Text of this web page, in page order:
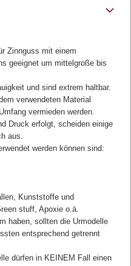
Zinnguss mit einem
geeignet um mittelgroße bis
und sind extrem haltbar.
verwendeten Material
vermieden werden.
Druck erfolgt, scheiden einige
aus.
werden können sind:
Kunststoffe und
stuff, Apoxie o.ä.
haben, sollten die Urmodelle
entsprechend getrennt
dürfen in KEINEM Fall einen